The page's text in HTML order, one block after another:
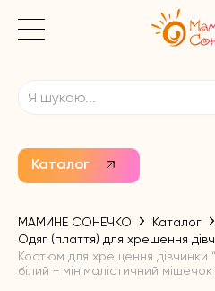
Каталог
МАМИНЕ СОНЕЧКО Каталог
Одяг (плаття) для хрещення
Костюм для хрещення
білий + мінімалістичний